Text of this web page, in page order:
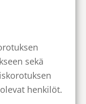
sekä
henkilöt.